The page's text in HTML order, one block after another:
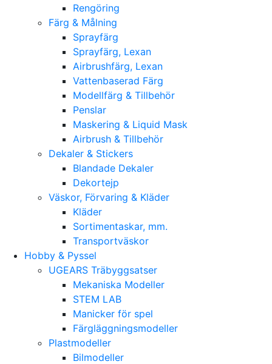
Rengöring
Färg & Målning
Sprayfärg
Sprayfärg, Lexan
Airbrushfärg, Lexan
Vattenbaserad Färg
Modellfärg & Tillbehör
Penslar
Maskering & Liquid Mask
Airbrush & Tillbehör
Dekaler & Stickers
Blandade Dekaler
Dekortejp
Väskor, Förvaring & Kläder
Kläder
Sortimentaskar, mm.
Transportväskor
Hobby & Pyssel
UGEARS Träbyggsatser
Mekaniska Modeller
STEM LAB
Manicker för spel
Färgläggningsmodeller
Plastmodeller
Bilmodeller